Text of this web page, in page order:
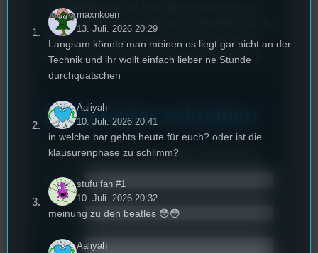
“Melodifestivalen” ist besonders beliebt bei ESC
Fans. Toni blickt mit euch nach Schweden, wo der
ESC-Vorentscheid, anders als in Deutschland,
eine kulturelle und gesellschaftliche Institution ist.
Kommentar schreiben
Deine E-Mail-Addresse wird nicht veröffentlicht.
Name*
Email*
Text*
maxnkoen
13. Juli. 2026 20:29
Langsam könnte man meinen es liegt gar nicht an der
Technik und ihr wollt einfach lieber ne Stunde
durchquatschen
Aaliyah
10. Juli. 2026 20:41
in welche bar gehts heute für euch? oder ist die
klausurenphase zu schlimm?
stufu fan #1
10. Juli. 2026 20:32
meinung zu den beatles 😳😳
Aaliyah